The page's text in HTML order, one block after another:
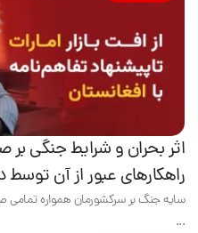
اثر بحران و شرایط جنگی بر
راهکارهای عبور از آن توسط
سایه جنگ بر سرکشورمان همواره تمامی
...